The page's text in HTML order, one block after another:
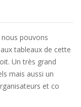
nous pouvons
tableaux de cette
Un très grand
mais aussi un
et co